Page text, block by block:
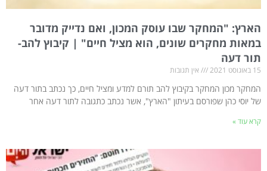
הארץ: "המחקר שבו עוסק המכון, ואם נדייק מדובר
במאות מחקרים שונים, הוא מציל חיים" | קיבוץ להב-
תור דעה
15 באוגוסט 2021 אין תגובות
המחקר מכון המחקר בקיבוץ להב תורם למדע ומציל חיים, כך נכתב בתור דעה
של יוסי כהן שפורסם בעיתון "הארץ", אשר נכתב כתגובה לתור דעה אחר
קרא עוד »